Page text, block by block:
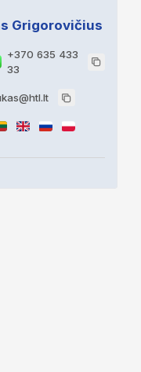
Grigorovičius
+370 635 433
33